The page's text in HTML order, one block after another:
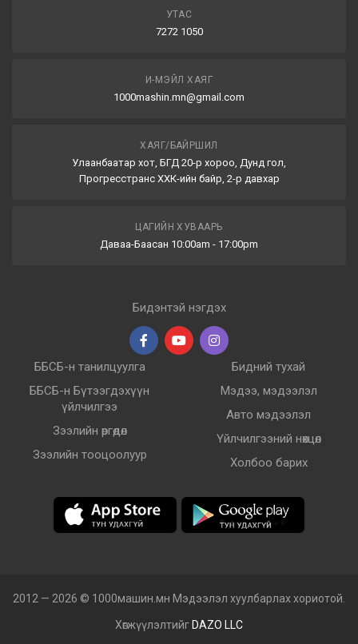
УТАС
7272 1050
И-МЭЙЛ ХАЯГ
1000mashin.mn@gmail.com
ХАЯГ/БАЙРШИЛ
Улаанбаатар хот, БГД 20-р хороо, Дунд гол,
Прогресстранс ХХК-ийн байр, 2-р давхар
ЦАГИЙН ХУВААРЬ
Даваа-Баасан 10:00am - 17:00pm
Бидэнтэй нэгдэх
ББСБ-н танилцуулга
ББСБ-н Бүтээгдэхүүн
үйлчилгээ
Зээлийн өргөдөл
Зээлийн тооцоолуур
Бидний тухай
Мэдээ, мэдээлэл
Авто мэдээлэл
Үйлчилгээний нөхцөл
Холбоо барих
2012 — 2026 © 1000машин.мн Мэдээлэл хуулбарлах хориотой.
Хөгжүүлэлтийг DAZO LLC